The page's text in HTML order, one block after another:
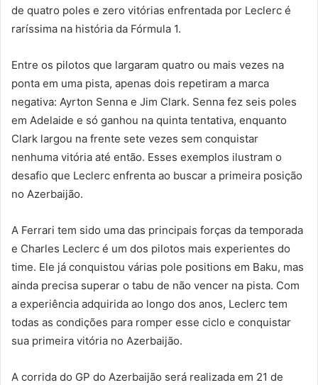
de quatro poles e zero vitórias enfrentada por Leclerc é
raríssima na história da Fórmula 1.
Entre os pilotos que largaram quatro ou mais vezes na
ponta em uma pista, apenas dois repetiram a marca
negativa: Ayrton Senna e Jim Clark. Senna fez seis poles
em Adelaide e só ganhou na quinta tentativa, enquanto
Clark largou na frente sete vezes sem conquistar
nenhuma vitória até então. Esses exemplos ilustram o
desafio que Leclerc enfrenta ao buscar a primeira posição
no Azerbaijão.
A Ferrari tem sido uma das principais forças da temporada
e Charles Leclerc é um dos pilotos mais experientes do
time. Ele já conquistou várias pole positions em Baku, mas
ainda precisa superar o tabu de não vencer na pista. Com
a experiência adquirida ao longo dos anos, Leclerc tem
todas as condições para romper esse ciclo e conquistar
sua primeira vitória no Azerbaijão.
A corrida do GP do Azerbaijão será realizada em 21 de